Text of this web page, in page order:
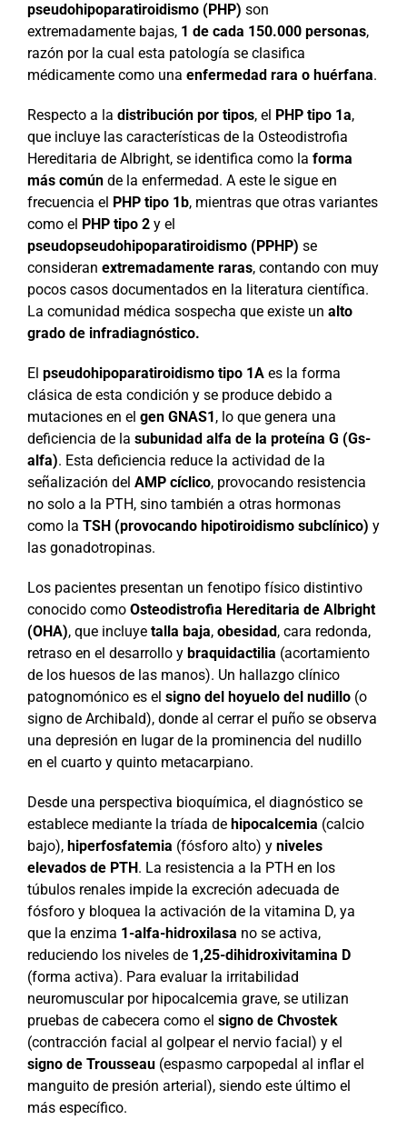
pseudohipoparatiroidismo (PHP) son
extremadamente bajas, 1 de cada 150.000 personas,
razón por la cual esta patología se clasifica
médicamente como una enfermedad rara o huérfana.
Respecto a la distribución por tipos, el PHP tipo 1a,
que incluye las características de la Osteodistrofia
Hereditaria de Albright, se identifica como la forma
más comúnde la enfermedad. A este le sigue en
frecuencia el PHP tipo 1b, mientras que otras variantes
como el PHP tipo 2y el
pseudopseudohipoparatiroidismo (PPHP) se
consideran extremadamente raras, contando con muy
pocos casos documentados en la literatura científica.
La comunidad médica sospecha que existe un alto
grado de infradiagnóstico.
El pseudohipoparatiroidismo tipo 1Aes la forma
clásica de esta condición y se produce debido a
mutaciones en el gen GNAS1 , lo que genera una
deficiencia de la subunidad alfa de la proteína G (Gs-
alfa). Esta deficiencia reduce la actividad de la
señalización del AMP cíclico, provocando resistencia
no solo a la PTH, sino también a otras hormonas
como la TSH (provocando hipotiroidismo subclínico) y
las gonadotropinas.
Los pacientes presentan un fenotipo físico distintivo
conocido como Osteodistrofia Hereditaria de Albright
(OHA), que incluye talla baja, obesidad , cara redonda,
retraso en el desarrollo y braquidactilia (acortamiento
de los huesos de las manos). Un hallazgo clínico
patognomónico es el signo del hoyuelo del nudillo(o
signo de Archibald), donde al cerrar el puño se observa
una depresión en lugar de la prominencia del nudillo
en el cuarto y quinto metacarpiano.
Desde una perspectiva bioquímica, el diagnóstico se
establece mediante la tríada de hipocalcemia (calcio
bajo), hiperfosfatemia (fósforo alto) y niveles
elevados de PTH . La resistencia a la PTH en los
túbulos renales impide la excreción adecuada de
fósforo y bloquea la activación de la vitamina D, ya
que la enzima 1-alfa-hidroxilasa no se activa,
reduciendo los niveles de 1,25-dihidroxivitamina D
(forma activa). Para evaluar la irritabilidad
neuromuscular por hipocalcemia grave, se utilizan
pruebas de cabecera como el signo de Chvostek
(contracción facial al golpear el nervio facial) y el
signo de Trousseau(espasmo carpopedal al inflar el
manguito de presión arterial), siendo este último el
más específico.